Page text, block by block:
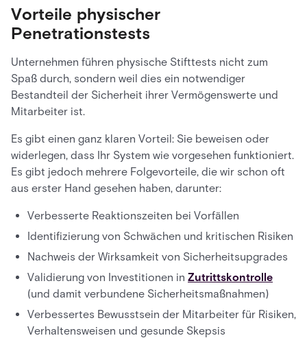
Vorteile physischer
Penetrationstests
Unternehmen führen physische Stifttests nicht zum
Spaß durch, sondern weil dies ein notwendiger
Bestandteil der Sicherheit ihrer Vermögenswerte und
Mitarbeiter ist.
Es gibt einen ganz klaren Vorteil: Sie beweisen oder
widerlegen, dass Ihr System wie vorgesehen funktioniert.
Es gibt jedoch mehrere Folgevorteile, die wir schon oft
aus erster Hand gesehen haben, darunter:
Verbesserte Reaktionszeiten bei Vorfällen
Identifizierung von Schwächen und kritischen Risiken
Nachweis der Wirksamkeit von Sicherheitsupgrades
Validierung von Investitionen in Zutrittskontrolle
(und damit verbundene Sicherheitsmaßnahmen)
Verbessertes Bewusstsein der Mitarbeiter für Risiken,
Verhaltensweisen und gesunde Skepsis